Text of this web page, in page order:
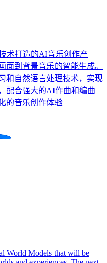
术打造的AI音乐创作产
面到背景音乐的智能生成。
和自然语言处理技术，实现
配合强大的AI作曲和编曲
的音乐创作体验
World Models that will be